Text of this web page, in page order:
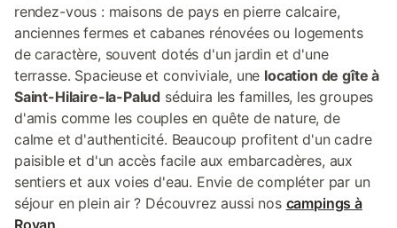
rendez-vous : maisons de pays en pierre calcaire,
anciennes fermes et cabanes rénovées ou logements
de caractère, souvent dotés d'un jardin et d'une
terrasse. Spacieuse et conviviale, une location de gîte à
Saint-Hilaire-la-Palud séduira les familles, les groupes
d'amis comme les couples en quête de nature, de
calme et d'authenticité. Beaucoup profitent d'un cadre
paisible et d'un accès facile aux embarcadères, aux
sentiers et aux voies d'eau. Envie de compléter par un
séjour en plein air ? Découvrez aussi nos campings à
Royan.